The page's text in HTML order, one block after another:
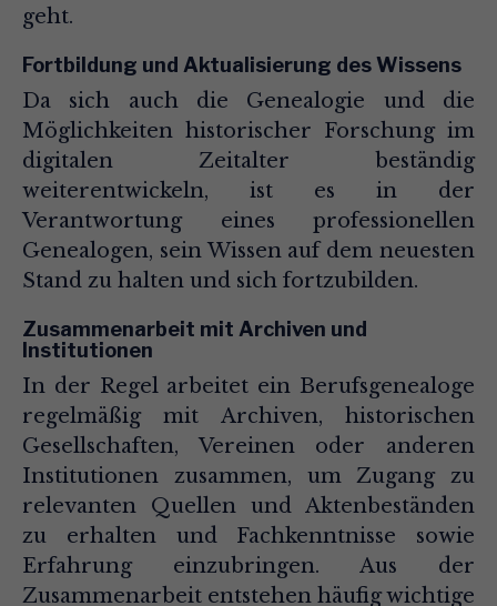
geht.
Fortbildung und Aktualisierung des Wissens
Da sich auch die Genealogie und die
Möglichkeiten historischer Forschung im
digitalen Zeitalter beständig
weiterentwickeln, ist es in der
Verantwortung eines professionellen
Genealogen, sein Wissen auf dem neuesten
Stand zu halten und sich fortzubilden.
Zusammenarbeit mit Archiven und
Institutionen
In der Regel arbeitet ein Berufsgenealoge
regelmäßig mit Archiven, historischen
Gesellschaften, Vereinen oder anderen
Institutionen zusammen, um Zugang zu
relevanten Quellen und Aktenbeständen
zu erhalten und Fachkenntnisse sowie
Erfahrung einzubringen. Aus der
Zusammenarbeit entstehen häufig wichtige